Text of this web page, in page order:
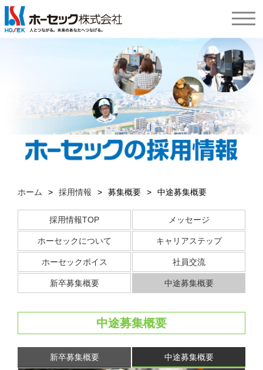
ホーム > 採用情報 > 募集概要 > 中途募集概要
採用情報TOP メッセージ
ホーセックについて キャリアステップ
ホーセックボイス 社員交流
新卒募集概要 中途募集概要
中途募集概要
新卒募集概要 中途募集概要